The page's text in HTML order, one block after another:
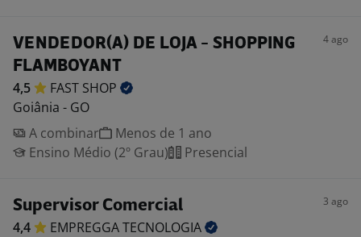
VENDEDOR(A) DE LOJA - SHOPPING
FLAMBOYANT
4 ago
4,5 FAST SHOP
Goiânia - GO
A combinar
Menos de 1 ano
Ensino Médio (2º Grau)
Presencial
Supervisor Comercial 3 ago
4,4 EMPREGGATECNOLOGIA